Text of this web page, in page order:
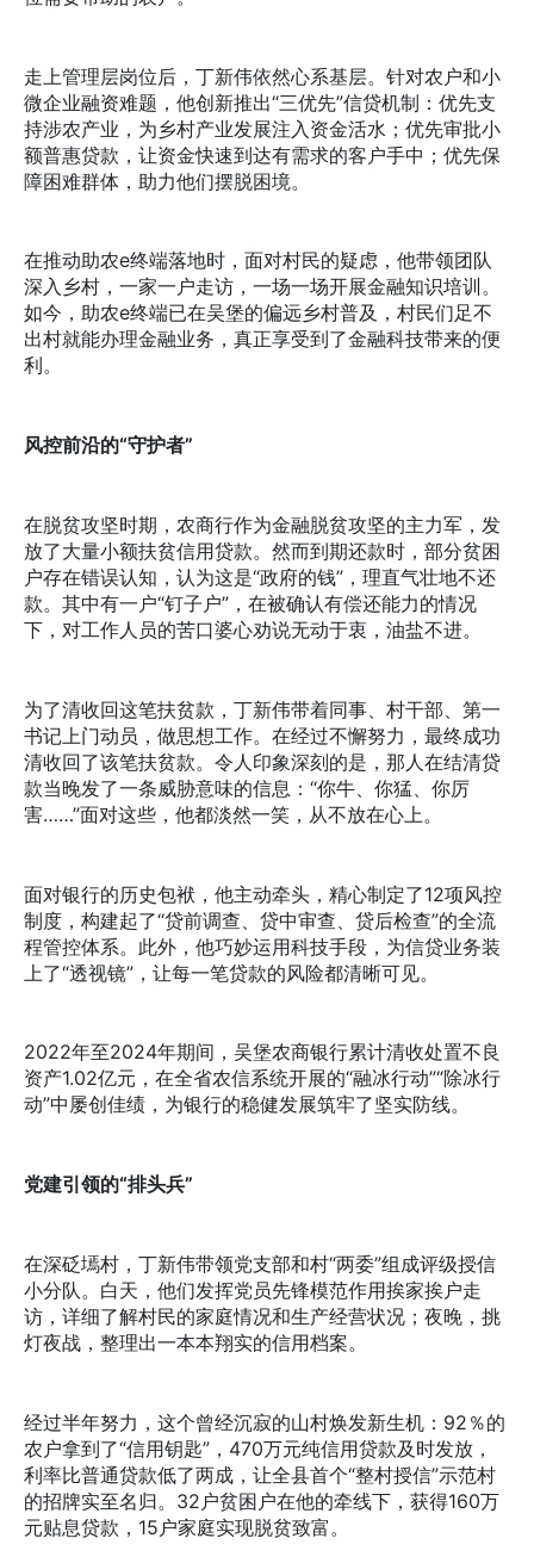
走上管理层岗位后，丁新伟依然心系基层。针对农户和小
微企业融资难题，他创新推出“三优先”信贷机制：优先支
持涉农产业，为乡村产业发展注入资金活水；优先审批小
额普惠贷款，让资金快速到达有需求的客户手中；优先保
障困难群体，助力他们摆脱困境。
在推动助农e终端落地时，面对村民的疑虑，他带领团队
深入乡村，一家一户走访，一场一场开展金融知识培训。
如今，助农e终端已在吴堡的偏远乡村普及，村民们足不
出村就能办理金融业务，真正享受到了金融科技带来的便
利。
风控前沿的“守护者”
在脱贫攻坚时期，农商行作为金融脱贫攻坚的主力军，发
放了大量小额扶贫信用贷款。然而到期还款时，部分贫困
户存在错误认知，认为这是“政府的钱”，理直气壮地不还
款。其中有一户“钉子户”，在被确认有偿还能力的情况
下，对工作人员的苦口婆心劝说无动于衷，油盐不进。
为了清收回这笔扶贫款，丁新伟带着同事、村干部、第一
书记上门动员，做思想工作。在经过不懈努力，最终成功
清收回了该笔扶贫款。令人印象深刻的是，那人在结清贷
款当晚发了一条威胁意味的信息：“你牛、你猛、你厉
害……”面对这些，他都淡然一笑，从不放在心上。
面对银行的历史包袱，他主动牵头，精心制定了12项风控
制度，构建起了“贷前调查、贷中审查、贷后检查”的全流
程管控体系。此外，他巧妙运用科技手段，为信贷业务装
上了“透视镜”，让每一笔贷款的风险都清晰可见。
2022年至2024年期间，吴堡农商银行累计清收处置不良
资产1.02亿元，在全省农信系统开展的“融冰行动”“除冰行
动”中屡创佳绩，为银行的稳健发展筑牢了坚实防线。
党建引领的“排头兵”
在深砭墕村，丁新伟带领党支部和村“两委”组成评级授信
小分队。白天，他们发挥党员先锋模范作用挨家挨户走
访，详细了解村民的家庭情况和生产经营状况；夜晚，挑
灯夜战，整理出一本本翔实的信用档案。
经过半年努力，这个曾经沉寂的山村焕发新生机：92％的
农户拿到了“信用钥匙”，470万元纯信用贷款及时发放，
利率比普通贷款低了两成，让全县首个“整村授信”示范村
的招牌实至名归。32户贫困户在他的牵线下，获得160万
元贴息贷款，15户家庭实现脱贫致富。